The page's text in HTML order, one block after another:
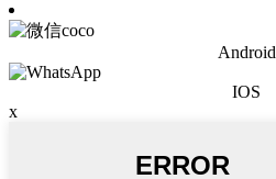
Android
IOS
x